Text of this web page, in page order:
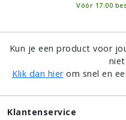
Vóór 17:00
Kun je een product voor
Klik dan hierom snel en
Klantenservice